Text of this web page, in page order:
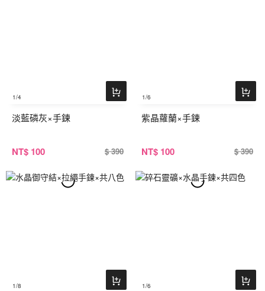
1/4
淡藍磷灰×手鍊
NT$ 100 $ 390
1/6
紫晶蘿蘭×手鍊
NT$ 100 $ 390
1/8 1/6